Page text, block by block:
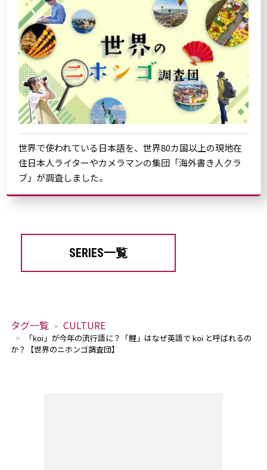
世界で使われている日本語を、世界80カ国以上の現地在
住日本人ライターやカメラマンの集団「海外書き人クラ
ブ」が調査しました。
SERIES一覧
タグ一覧 CULTURE
「koi」が今年の流行語に？「鯉」はなぜ英語で koi と呼ばれるの
か？【世界のニホンゴ調査団】